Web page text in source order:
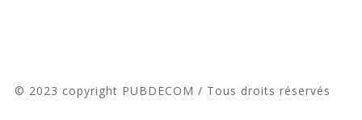
© 2023 copyright PUBDECOM / Tous droits réservés